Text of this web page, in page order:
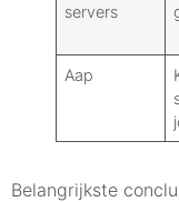
servers
Aap
Belangrijkste